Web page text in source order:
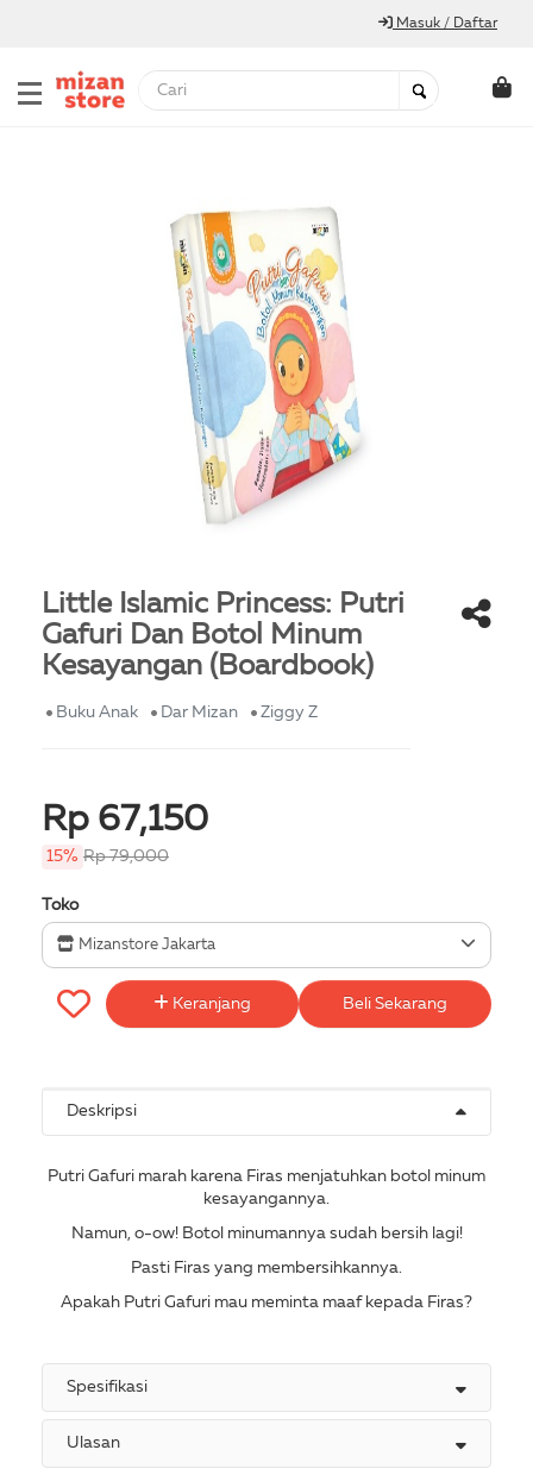
Masuk / Daftar
Little Islamic Princess: Putri
Gafuri Dan Botol Minum
Kesayangan (Boardbook)
Buku Anak Dar Mizan Ziggy Z
Rp 67,150
15% Rp 79,000
Toko
Mizanstore Jakarta
Keranjang Beli Sekarang
Deskripsi
Putri Gafuri marah karena Firas menjatuhkan botol minum
kesayangannya.
Namun, o-ow! Botol minumannya sudah bersih lagi!
Pasti Firas yang membersihkannya.
Apakah Putri Gafuri mau meminta maaf kepada Firas?
Spesifikasi
Ulasan